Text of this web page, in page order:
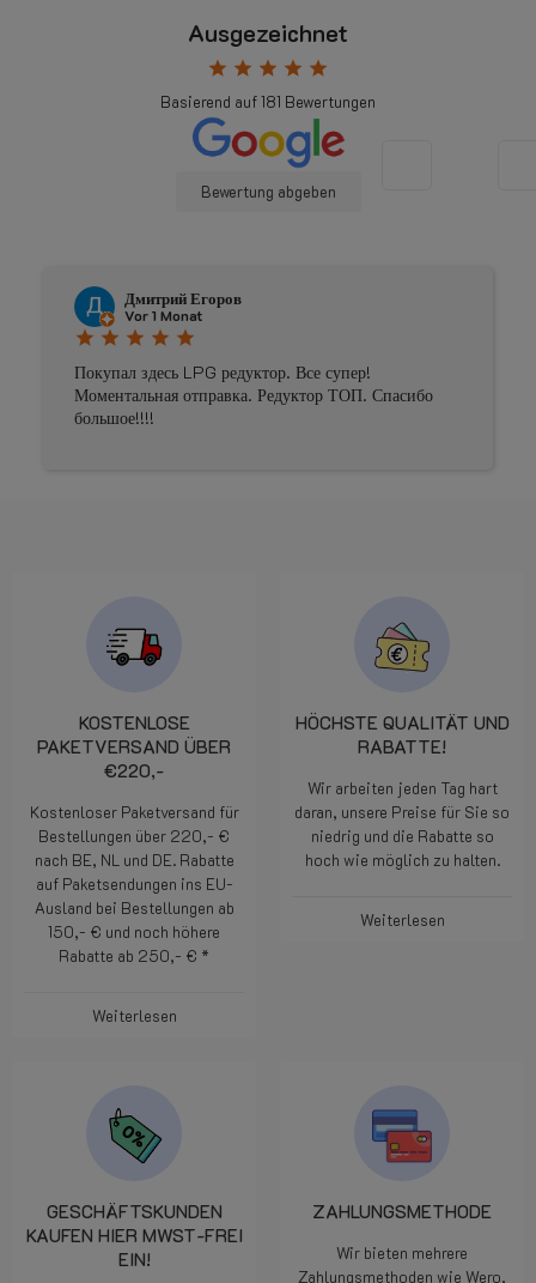
Ausgezeichnet
star star star star star
Basierend auf181Bewertungen
Johnny Douwma
starstar starstarstar
Prima geholpen
KOSTENLOSE
€220,-
Kostenloser Paketversand für
Bestellungen über 220,- €
nach BE, NL und DE. Rabatte
auf Paketsendungen ins EU-
Ausland bei Bestellungen ab
RABATTE!
Wir arbeiten jeden Tag hart
daran, unsere Preise für Sie so
GESCHÄFTSKUNDEN
ZAHLUNGSMETHODE